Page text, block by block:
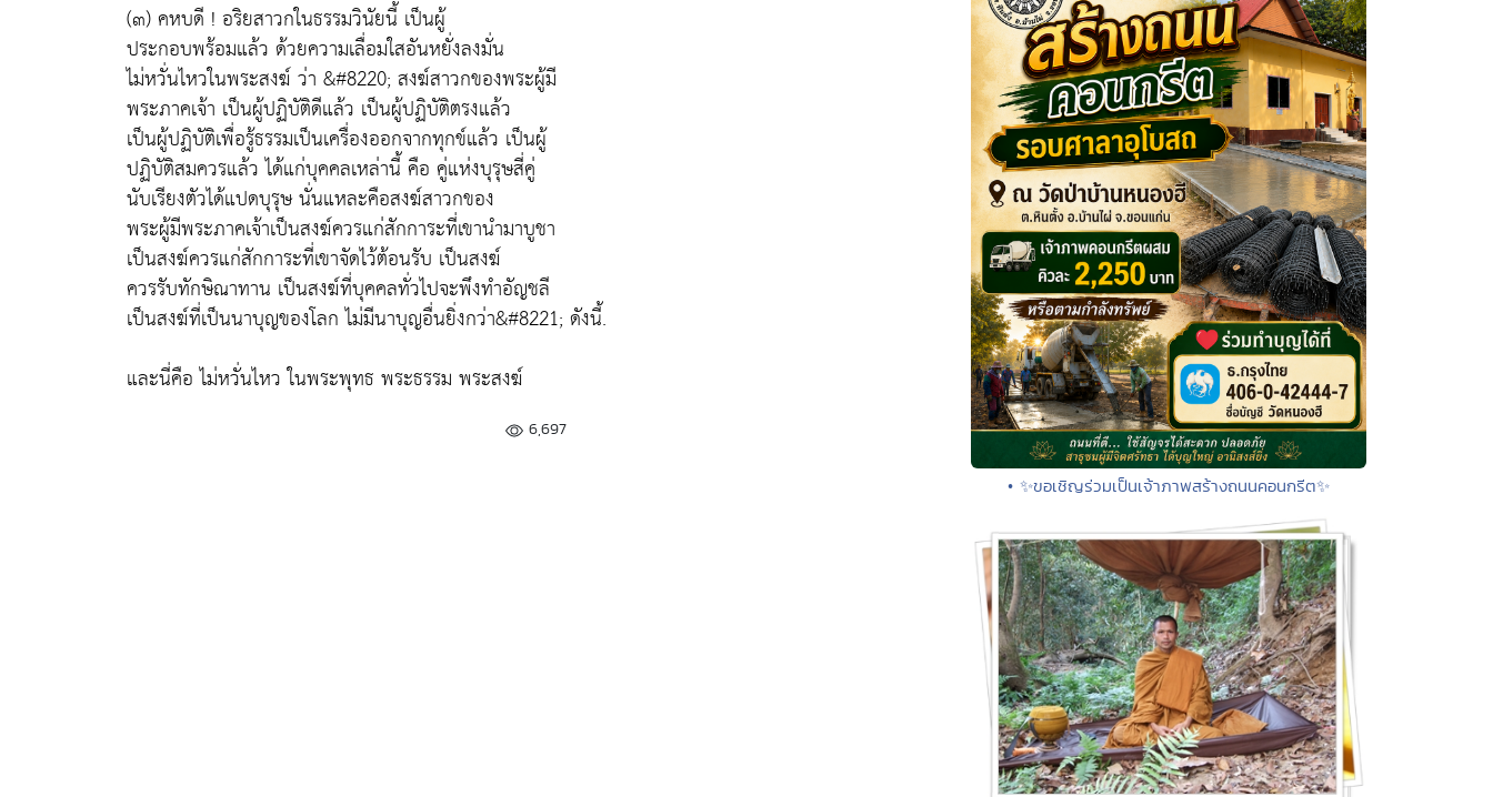
(๓) คหบดี ! อริยสาวกในธรรมวินัยนี้ เป็นผู้
ประกอบพร้อมแล้ว ด้วยความเลื่อมใสอันหยั่งลงมั่น
ไม่หวั่นไหวในพระสงฆ์ ว่า &#8220; สงฆ์สาวกของพระผู้มี
พระภาคเจ้า เป็นผู้ปฏิบัติดีแล้ว เป็นผู้ปฏิบัติตรงแล้ว
เป็นผู้ปฏิบัติเพื่อรู้ธรรมเป็นเครื่องออกจากทุกข์แล้ว เป็นผู้
ปฏิบัติสมควรแล้ว ได้แก่บุคคลเหล่านี้ คือ คู่แห่งบุรุษสี่คู่
นับเรียงตัวได้แปดบุรุษ นั่นแหละคือสงฆ์สาวกของ
พระผู้มีพระภาคเจ้าเป็นสงฆ์ควรแก่สักการะที่เขานำมาบูชา
เป็นสงฆ์ควรแก่สักการะที่เขาจัดไว้ต้อนรับ เป็นสงฆ์
ควรรับทักษิณาทาน เป็นสงฆ์ที่บุคคลทั่วไปจะพึงทำอัญชลี
เป็นสงฆ์ที่เป็นนาบุญของโลก ไม่มีนาบุญอื่นยิ่งกว่า&#8221; ดังนี้.
และนี่คือ ไม่หวั่นไหว ในพระพุทธ พระธรรม พระสงฆ์
6,697
• ✨ขอเชิญร่วมเป็นเจ้าภาพสร้างถนนคอนกรีต✨